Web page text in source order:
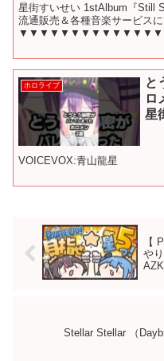
星街すいせい 1stAlbum『Still
流通販売＆各種音楽サービス
ホロライブ
と
ロ
星
VOICEVOX:青山龍星
【
や
Stellar Stellar （